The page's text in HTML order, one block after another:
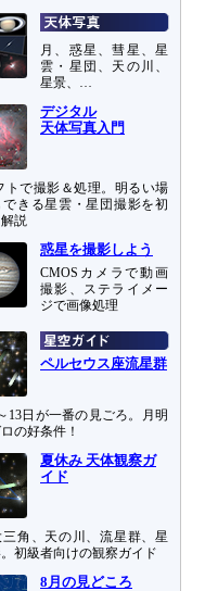
月、惑星、彗星、星
雲・星団、天の川、
星景、…
デジタル
天体写真入門
トで撮影＆処理。明るい場
できる星雲・星団撮影を初
説
惑星を撮影しよう
CMOSカメラで動画
撮影、ステライメー
ジで画像処理
ペルセウス座流星群
13日が一番の見ごろ。月明
の好条件！
夏休み 天体観察ガ
イド
三角、天の川、流星群、星
初級者向けの観察ガイド
8月の見どころ